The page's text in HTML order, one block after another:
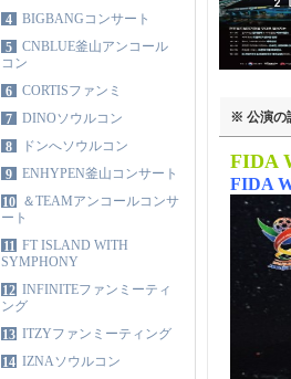
4
BIGBANGコンサート
5
CNBLUE釜山アンコール
コン
6
CORTISファンミ
7
DINOソウルコン
8
ドンへソウルコン
9
ENHYPEN釜山コンサート
10 ＆TEAMアンコールコンサ
ート
11 FT ISLAND WITH
SYMPHONY
12 INFINITEファンミーティ
ング
13 ITZYファンミーティング
14 IZNAソウルコン
※ 公演の
FIDA
FIDA